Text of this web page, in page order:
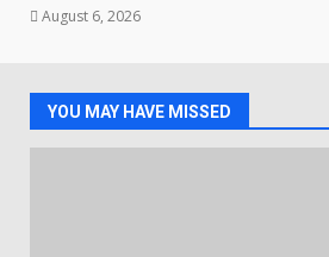
August 6, 2026
YOU MAY HAVE MISSED